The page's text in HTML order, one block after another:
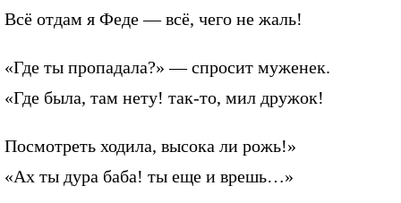
Всё отдам я Феде — всё, чего не жаль!
«Где ты пропадала?» — спросит муженек.
«Где была, там нету! так-то, мил дружок!
Посмотреть ходила, высока ли рожь!»
«Ах ты дура баба! ты еще и врешь…»